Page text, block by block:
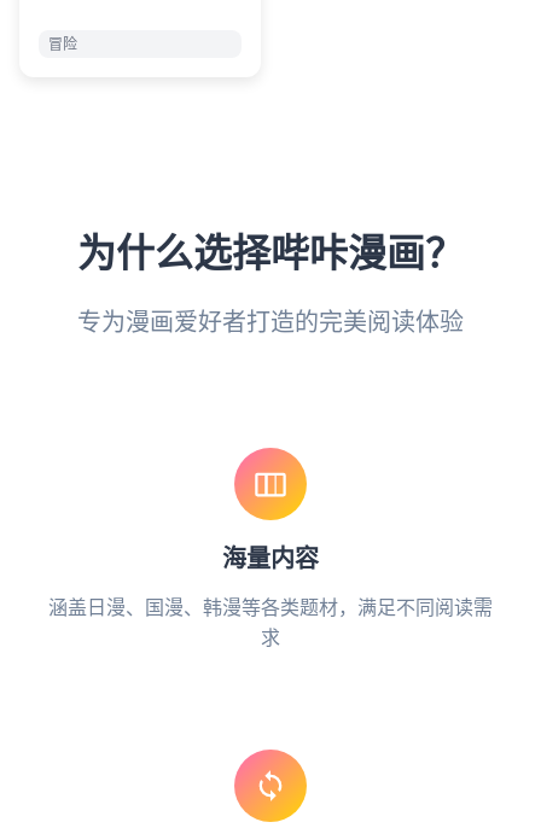
冒险
为什么选择哔咔漫画？
专为漫画爱好者打造的完美阅读体验
海量内容
涵盖日漫、国漫、韩漫等各类题材，满足不同阅读需
求